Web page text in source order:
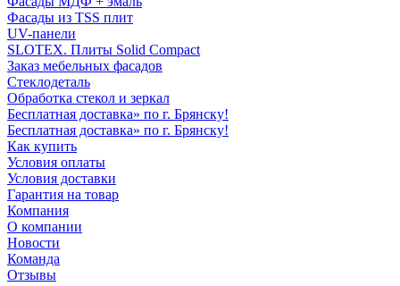
Фасады из TSS плит
UV-панели
SLOTEX. Плиты Solid Compact
Заказ мебельных фасадов
Стеклодеталь
Обработка стекол и зеркал
Бесплатная доставка» по г. Брянску!
Бесплатная доставка» по г. Брянску!
Как купить
Условия оплаты
Условия доставки
Гарантия на товар
Компания
О компании
Новости
Команда
Отзывы